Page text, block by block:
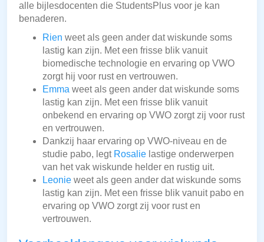
alle bijlesdocenten die StudentsPlus voor je kan
benaderen.
Rien weet als geen ander dat wiskunde soms
lastig kan zijn. Met een frisse blik vanuit
biomedische technologie en ervaring op VWO
zorgt hij voor rust en vertrouwen.
Emma weet als geen ander dat wiskunde soms
lastig kan zijn. Met een frisse blik vanuit
onbekend en ervaring op VWO zorgt zij voor rust
en vertrouwen.
Dankzij haar ervaring op VWO-niveau en de
studie pabo, legt Rosalie lastige onderwerpen
van het vak wiskunde helder en rustig uit.
Leonie weet als geen ander dat wiskunde soms
lastig kan zijn. Met een frisse blik vanuit pabo en
ervaring op VWO zorgt zij voor rust en
vertrouwen.